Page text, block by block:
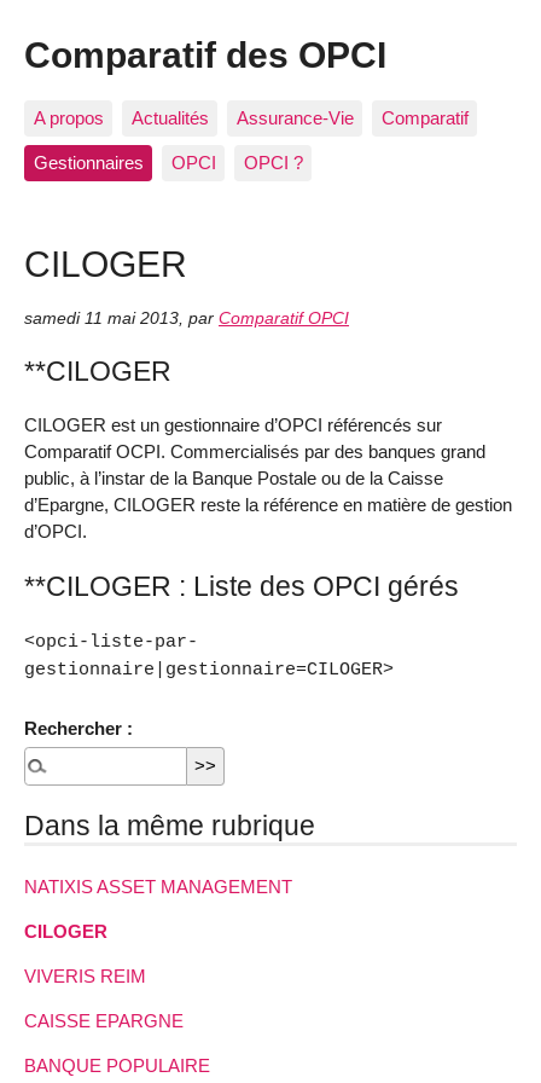
Comparatif des OPCI
A propos Actualités Assurance-Vie Comparatif
Gestionnaires OPCI OPCI ?
CILOGER
samedi 11 mai 2013 par Comparatif OPCI
**CILOGER
CILOGER est un gestionnaire d’OPCI référencés sur
Comparatif OCPI. Commercialisés par des banques grand
public, à l’instar de la Banque Postale ou de la Caisse
d’Epargne, CILOGER reste la référence en matière de gestion
d’OPCI.
**CILOGER : Liste des OPCI gérés
<opci-liste-par-
gestionnaire|gestionnaire=CILOGER>
Rechercher :
Dans la même rubrique
NATIXIS ASSET MANAGEMENT
CILOGER
VIVERIS REIM
CAISSE EPARGNE
BANQUE POPULAIRE